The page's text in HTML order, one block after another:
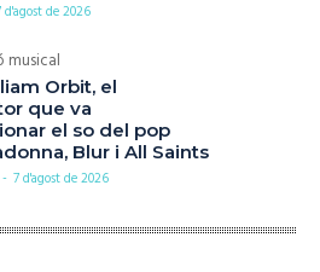
d'agost de 2026
musical
Orbit, el
que va
el so del pop
Blur i All Saints
- 7 d'agost de 2026